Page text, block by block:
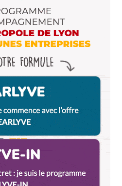
Fourvoère… Non seulement
est sur scène, n’importe
des coussins lancés avec
très vexant et pour tout dire
le seul spectateur à
coussins à la fin des
aux artistes avant de